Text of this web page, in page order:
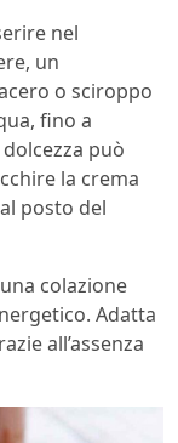
nel
un
o sciroppo
fino a
può
la crema
posto del
colazione
Adatta
all’assenza